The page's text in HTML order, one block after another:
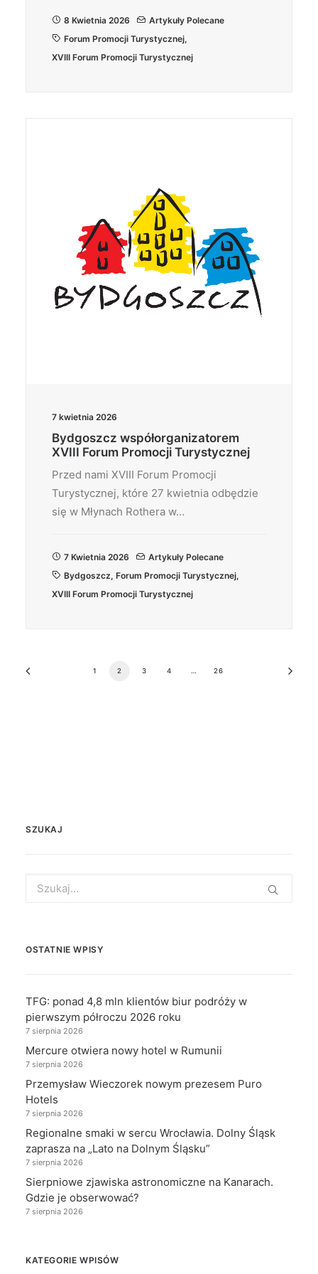
8 Kwietnia 2026
Artykuły Polecane
Forum Promocji Turystycznej,
XVIII Forum Promocji Turystycznej
7 kwietnia 2026
Bydgoszcz współorganizatorem
XVIII Forum Promocji Turystycznej
Przed nami XVIII Forum Promocji
Turystycznej, które 27 kwietnia odbędzie
się w Młynach Rothera w…
7 Kwietnia 2026
Artykuły Polecane
Bydgoszcz, Forum Promocji Turystycznej,
XVIII Forum Promocji Turystycznej
1 2 3 4 … 26
SZUKAJ
for:
OSTATNIE WPISY
TFG: ponad 4,8 mln klientów biur podróży w
pierwszym półroczu 2026 roku
7 sierpnia 2026
Mercure otwiera nowy hotel w Rumunii
7 sierpnia 2026
Przemysław Wieczorek nowym prezesem Puro
Hotels
7 sierpnia 2026
Regionalne smaki w sercu Wrocławia. Dolny Śląsk
zaprasza na „Lato na Dolnym Śląsku”
7 sierpnia 2026
Sierpniowe zjawiska astronomiczne na Kanarach.
Gdzie je obserwować?
7 sierpnia 2026
KATEGORIE WPISÓW